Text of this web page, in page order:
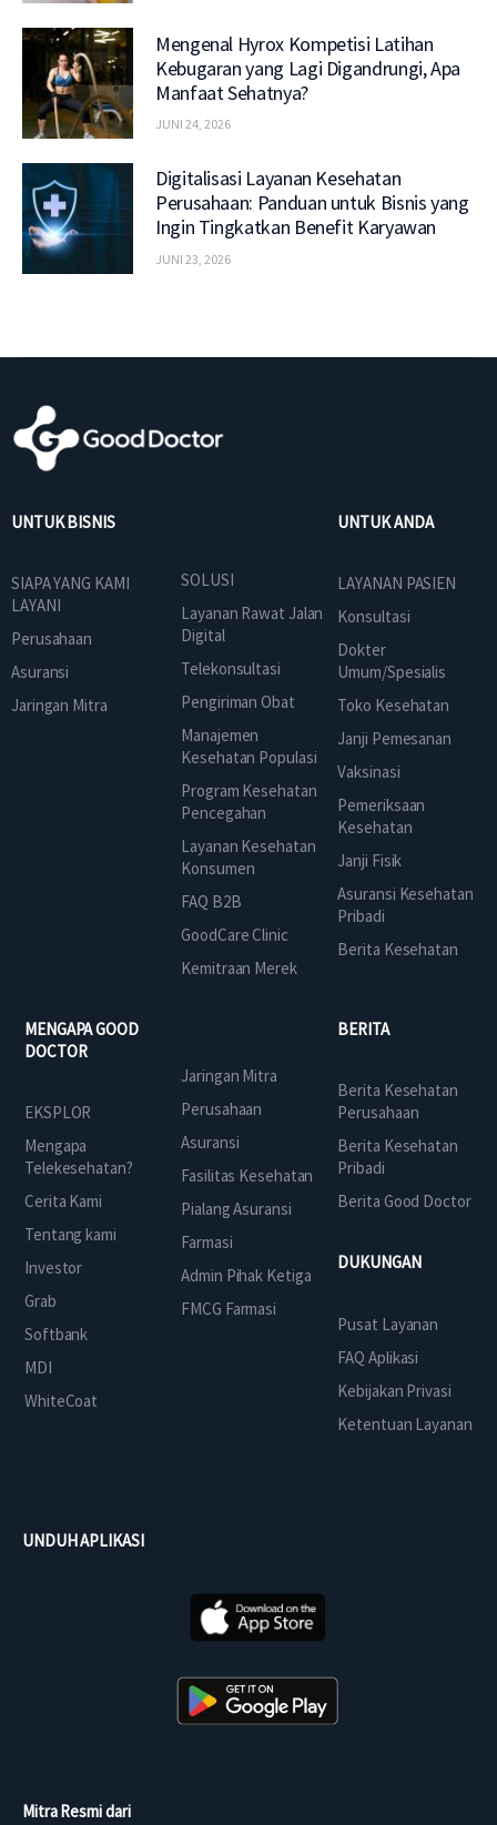
Mengenal Hyrox Kompetisi Latihan
Kebugaran yang Lagi Digandrungi, Apa
Manfaat Sehatnya?
JUNI 24, 2026
Digitalisasi Layanan Kesehatan
Perusahaan: Panduan untuk Bisnis yang
Ingin Tingkatkan Benefit Karyawan
JUNI 23, 2026
UNTUK BISNIS
SIAPA YANG KAMI
LAYANI
Perusahaan
Asuransi
Jaringan Mitra
SOLUSI
Layanan Rawat Jalan
Digital
Telekonsultasi
Pengiriman Obat
Manajemen
Kesehatan Populasi
Program Kesehatan
Pencegahan
Layanan Kesehatan
Konsumen
FAQ B2B
GoodCare Clinic
Kemitraan Merek
UNTUK ANDA
LAYANAN PASIEN
Konsultasi
Dokter
Umum/Spesialis
Toko Kesehatan
Janji Pemesanan
Vaksinasi
Pemeriksaan
Kesehatan
Janji Fisik
Asuransi Kesehatan
Pribadi
Berita Kesehatan
MENGAPA GOOD
DOCTOR
EKSPLOR
Mengapa
Telekesehatan?
Cerita Kami
Tentang kami
Investor
Grab
Softbank
MDI
WhiteCoat
Jaringan Mitra
Perusahaan
Asuransi
Fasilitas Kesehatan
Pialang Asuransi
Farmasi
Admin Pihak Ketiga
FMCG Farmasi
BERITA
Berita Kesehatan
Perusahaan
Berita Kesehatan
Pribadi
Berita Good Doctor
DUKUNGAN
Pusat Layanan
FAQ Aplikasi
Kebijakan Privasi
Ketentuan Layanan
UNDUH APLIKASI
Mitra Resmi dari